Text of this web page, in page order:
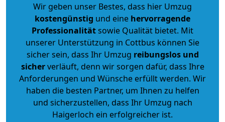
Wir geben unser Bestes, dass hier Umzug
kostengünstig und eine hervorragende
Professionalitätsowie Qualität bietet. Mit
unserer Unterstützung in Cottbus können Sie
sicher sein, dass Ihr Umzug reibungslos und
sicherverläuft, denn wir sorgen dafür, dass Ihre
Anforderungen und Wünsche erfüllt werden. Wir
haben die besten Partner, um Ihnen zu helfen
und sicherzustellen, dass Ihr Umzug nach
Haigerloch ein erfolgreicher ist.